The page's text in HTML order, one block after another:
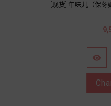
[现货] 年味儿（保冬
